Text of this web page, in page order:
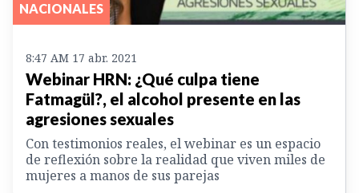
NACIONALES
8:47 AM 17 abr. 2021
Webinar HRN: ¿Qué culpa tiene
Fatmagül?, el alcohol presente en las
agresiones sexuales
Con testimonios reales, el webinar es un espacio
de reflexión sobre la realidad que viven miles de
mujeres a manos de sus parejas